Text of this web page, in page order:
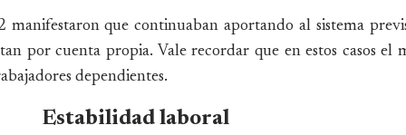
manifestaron que continuaban aportando al sistema
por cuenta propia. Vale recordar que en estos casos el
dependientes.
Estabilidad laboral